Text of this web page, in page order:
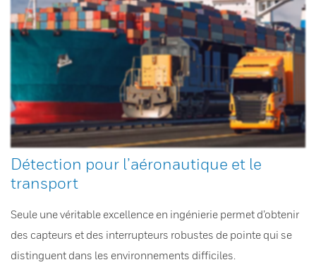
Détection pour l’aéronautique et le
transport
Seule une véritable excellence en ingénierie permet d’obtenir
des capteurs et des interrupteurs robustes de pointe qui se
distinguent dans les environnements difficiles.